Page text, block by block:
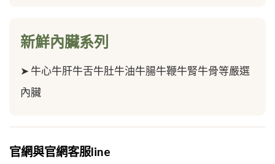
新鮮內臟系列
➤ 牛心牛肝牛舌牛肚牛油牛腸牛鞭牛腎牛骨等嚴選
內臟
官網與官網客服line